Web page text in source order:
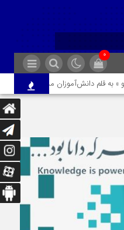
۰
قلم دانش‌آموزان مشهدی روانه بازار